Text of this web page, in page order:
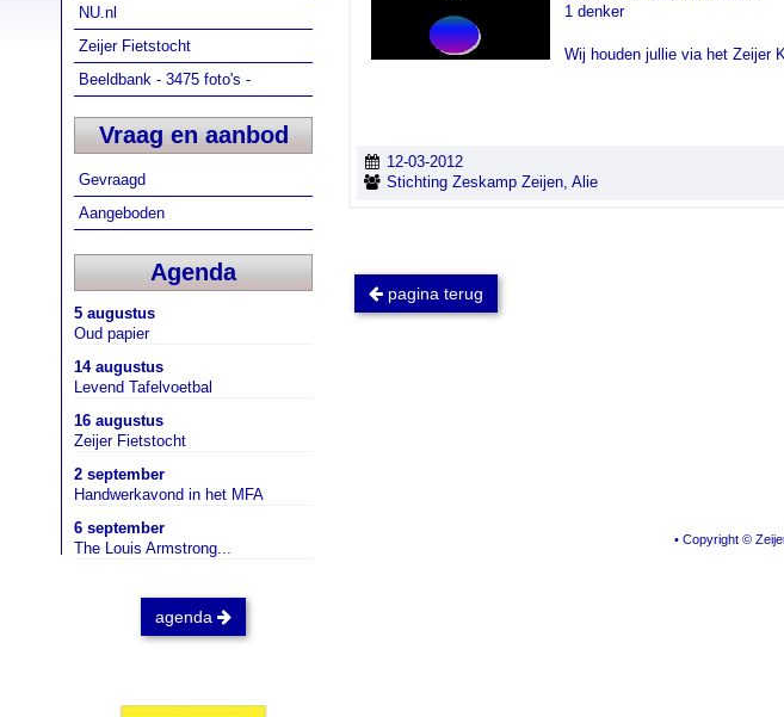
NU.nl
Zeijer Fietstocht
Beeldbank - 3475 foto's -
Vraag en aanbod
Gevraagd
Aangeboden
Agenda
5 augustus
Oud papier
14 augustus
Levend Tafelvoetbal
16 augustus
Zeijer Fietstocht
2 september
Handwerkavond in het MFA
6 september
The Louis Armstrong...
agenda
1 denker
Wij houden jullie via het Zeijer
12-03-2012
Stichting Zeskamp Zeijen, Alie
pagina terug
• Copyright ©